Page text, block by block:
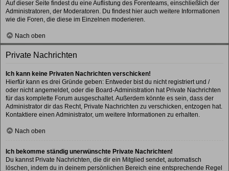
Auf dieser Seite findest du eine Auflistung des Forenteams, einschließlich der
Administratoren, der Moderatoren. Du findest hier auch weitere Informationen
wie die Foren, die diese im Einzelnen moderieren.
Nach oben
Private Nachrichten
Ich kann keine Privaten Nachrichten verschicken!
Hierfür kann es drei Gründe geben: Entweder bist du nicht registriert und /
oder nicht angemeldet, oder die Board-Administration hat Private Nachrichten
für das komplette Forum ausgeschaltet. Außerdem könnte es sein, dass der
Administrator dir das Recht, Private Nachrichten zu verschicken, entzogen hat.
Kontaktiere einen Administrator, um weitere Informationen zu erhalten.
Nach oben
Ich bekomme ständig unerwünschte Private Nachrichten!
Du kannst Private Nachrichten, die dir ein Mitglied sendet, automatisch
löschen, indem du in deinem persönlichen Bereich eine entsprechende Regel